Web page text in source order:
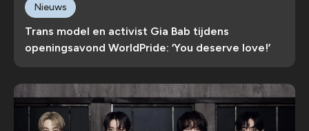
Trans model en activist Gia Bab tijdens
openingsavond WorldPride: ‘You deserve love!’
Nieuws